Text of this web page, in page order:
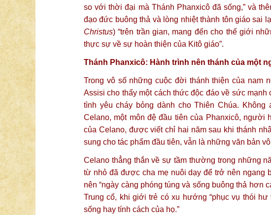
so với thời đại mà Thánh Phanxicô đã sống,” và
đạo đức buông thả và lòng nhiệt thành tôn giáo sai
Christus) “trên trần gian, mang đến cho thế giới
thực sự về sự hoàn thiện của Kitô giáo”.
Thánh Phanxicô: Hành trình nên thánh của một
Trong vô số những cuộc đời thánh thiện của nam
Assisi cho thấy một cách thức độc đáo về sức
tình yêu cháy bỏng dành cho Thiên Chúa.
Celano, một môn đệ đầu tiên của Phanxicô, người
của Celano, được viết chỉ hai năm sau khi thánh
sung cho tác phẩm đầu tiên, vẫn là những văn bản
Celano thẳng thắn về sự tầm thường trong những
từ nhỏ đã được cha mẹ nuôi dạy để trở nên ngang
nên “ngày càng phóng túng và sống buông thả hơn
Trung cổ, khi giới trẻ có xu hướng “phục vụ thói
sống hay tính cách của họ.”